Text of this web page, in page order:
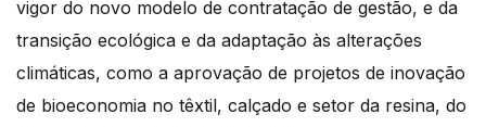
vigor do novo modelo de contratação de gestão, e da
transição ecológica e da adaptação às alterações
climáticas, como a aprovação de projetos de inovação
de bioeconomia no têxtil, calçado e setor da resina, do